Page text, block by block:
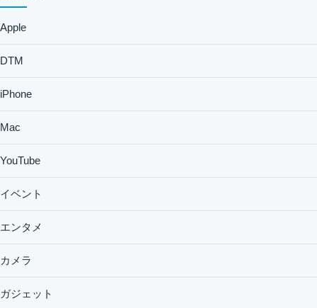
Apple
DTM
iPhone
Mac
YouTube
イベント
エンタメ
カメラ
ガジェット